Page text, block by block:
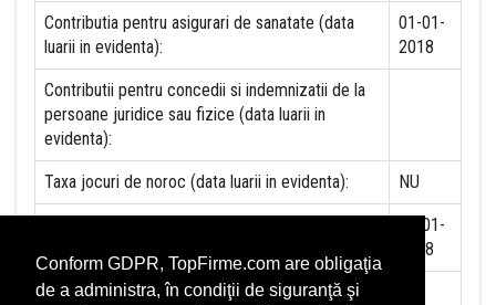
Conform GDPR, TopFirme.com are obligaţia
de a administra, în condiţii de siguranţă şi
Contributia pentru asigurari de sanatate (data
luarii in evidenta):
01-01-
2018
Contributii pentru concedii si indemnizatii de la
persoane juridice sau fizice (data luarii in
evidenta):
Taxa jocuri de noroc (data luarii in evidenta): NU
01-01-
2018
Impozit la titeiul si la gazele naturale din